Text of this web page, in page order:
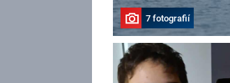
7 fotografií